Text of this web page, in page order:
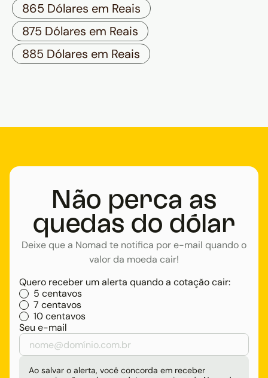
865 Dólares em Reais
875 Dólares em Reais
885 Dólares em Reais
Não perca as
quedas do dólar
Deixe que a Nomad te notifica por e-mail quando o
valor da moeda cair!
Quero receber um alerta quando a cotação cair:
5 centavos
7 centavos
10 centavos
Seu e-mail
Ao salvar o alerta, você concorda em receber